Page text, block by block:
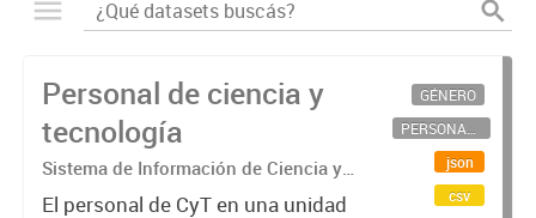
Personal de ciencia y
tecnología
Sistema de Información de Ciencia y
Tecnología Argentino (SICYTAR)
El personal de CyT en una unidad
GÉNERO
PERSONAL CIENTÍFICO-TECNOLÓGICO
json
csv